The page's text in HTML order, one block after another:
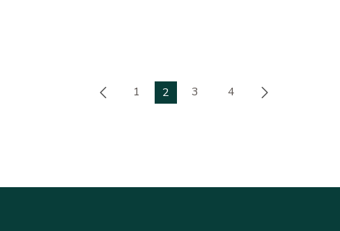
1 2 3 4